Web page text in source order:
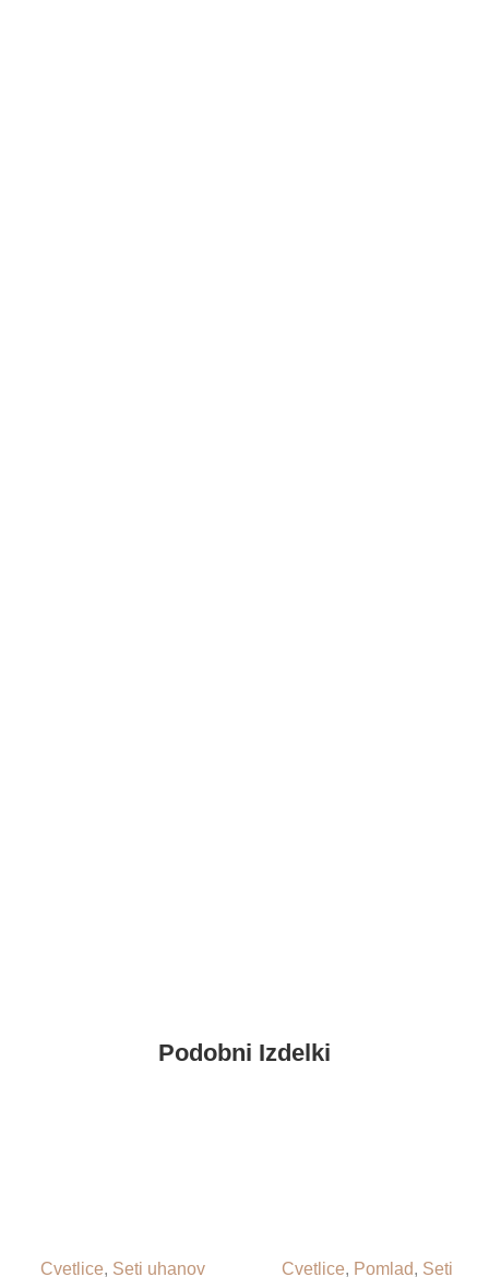
Podobni Izdelki
Cvetlice, Seti uhanov Cvetlice, Pomlad, Seti